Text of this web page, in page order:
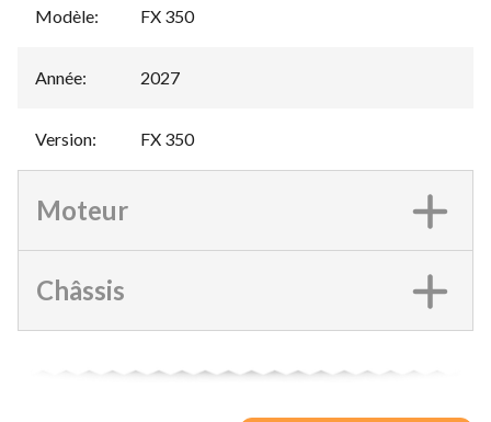
Modèle: FX 350
Année: 2027
Version: FX 350
Moteur
Châssis